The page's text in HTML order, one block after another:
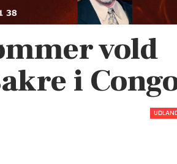
vold
i